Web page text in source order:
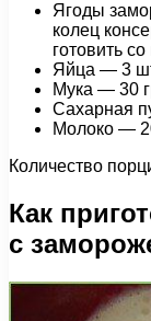
Ягоды
колец
готовить
Яйца — 3
Мука — 30
Сахарная
Молоко —
Количество
Как
с